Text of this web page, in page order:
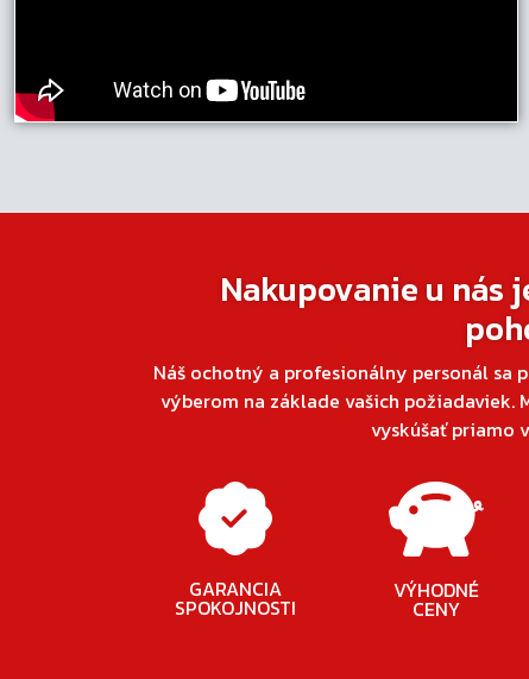
Nakupovanie u nás
Náš ochotný a profesionálny personál sa
výberom na základe vašich požiadaviek.
vyskúšať priamo
GARANCIA
SPOKOJNOSTI
VÝHODNÉ
CENY